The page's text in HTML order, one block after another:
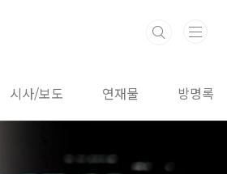
시사/보도 연재물 방명록